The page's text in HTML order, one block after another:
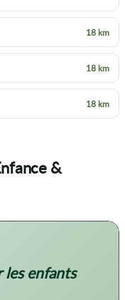
18 km
18 km
18 km
&
enfants